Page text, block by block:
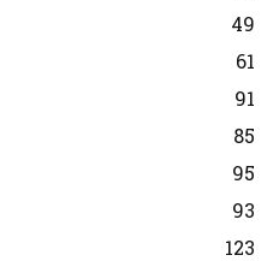
49
61
91
85
95
93
123